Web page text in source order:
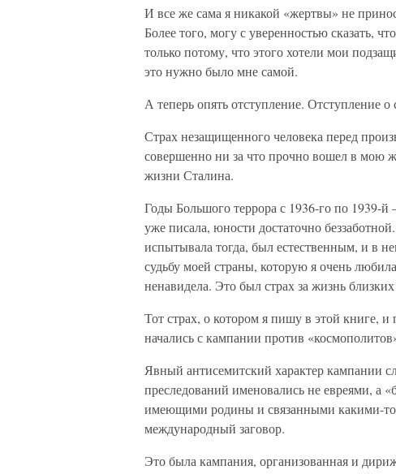
И все же сама я никакой «жертвы» не
Более того, могу с уверенностью сказать,
только потому, что этого хотели мои
это нужно было мне самой.
А теперь опять отступление. Отступление о
Страх незащищенного человека перед
совершенно ни за что прочно вошел в мою
жизни Сталина.
Годы Большого террора с 1936-го по 1939-
уже писала, юности достаточно
испытывала тогда, был естественным, и в
судьбу моей страны, которую я очень
ненавидела. Это был страх за жизнь
Тот страх, о котором я пишу в этой книге,
начались с кампании против
Явный антисемитский характер кампании
преследований именовались не евреями, а
имеющими родины и связанными какими-
международный заговор.
Это была кампания, организованная и